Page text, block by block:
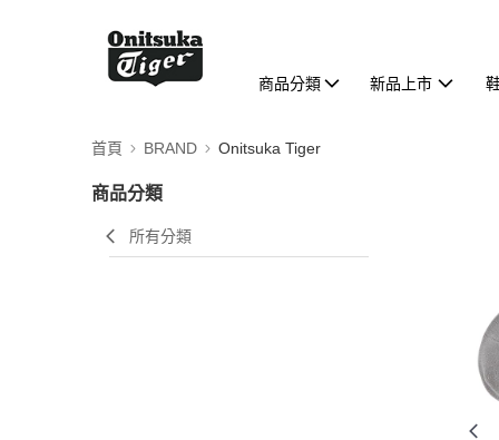
商品分類 新品上市
首頁 BRAND Onitsuka Tiger
商品分類
所有分類